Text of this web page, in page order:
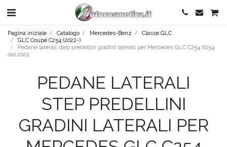
Pagina iniziale Catalogo Mercedes-Benz
Classe GLC
GLC Coupé C254 (2022-)
Pedane laterali step predellini gradini laterali per Mercedes GLC C254 X254
dal 2023
PEDANE LATERALI
STEP PREDELLINI
GRADINI LATERALI PER